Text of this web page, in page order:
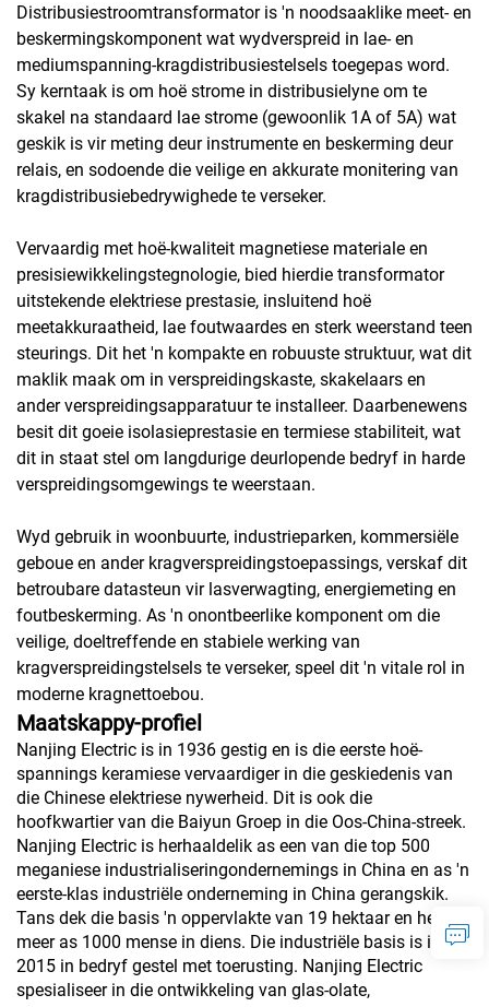
Distribusiestroomtransformator is 'n noodsaaklike meet- en
beskermingskomponent wat wydverspreid in lae- en
mediumspanning-kragdistribusiestelsels toegepas word.
Sy kerntaak is om hoë strome in distribusielyne om te
skakel na standaard lae strome (gewoonlik 1A of 5A) wat
geskik is vir meting deur instrumente en beskerming deur
relais, en sodoende die veilige en akkurate monitering van
kragdistribusiebedrywighede te verseker.
Vervaardig met hoë-kwaliteit magnetiese materiale en
presisiewikkelingstegnologie, bied hierdie transformator
uitstekende elektriese prestasie, insluitend hoë
meetakkuraatheid, lae foutwaardes en sterk weerstand teen
steurings. Dit het 'n kompakte en robuuste struktuur, wat dit
maklik maak om in verspreidingskaste, skakelaars en
ander verspreidingsapparatuur te installeer. Daarbenewens
besit dit goeie isolasieprestasie en termiese stabiliteit, wat
dit in staat stel om langdurige deurlopende bedryf in harde
verspreidingsomgewings te weerstaan.
Wyd gebruik in woonbuurte, industrieparken, kommersiële
geboue en ander kragverspreidingstoepassings, verskaf dit
betroubare datasteun vir lasverwagting, energiemeting en
foutbeskerming. As 'n onontbeerlike komponent om die
veilige, doeltreffende en stabiele werking van
kragverspreidingstelsels te verseker, speel dit 'n vitale rol in
moderne kragnettoebou.
Maatskappy-profiel
Nanjing Electric is in 1936 gestig en is die eerste hoë-
spannings keramiese vervaardiger in die geskiedenis van
die Chinese elektriese nywerheid. Dit is ook die
hoofkwartier van die Baiyun Groep in die Oos-China-streek.
Nanjing Electric is herhaaldelik as een van die top 500
meganiese industrialiseringondernemings in China en as 'n
eerste-klas industriële onderneming in China gerangskik.
Tans dek die basis 'n oppervlakte van 19 hektaar en het
meer as 1000 mense in diens. Die industriële basis is in
2015 in bedryf gestel met toerusting. Nanjing Electric
spesialiseer in die ontwikkeling van glas-olate,